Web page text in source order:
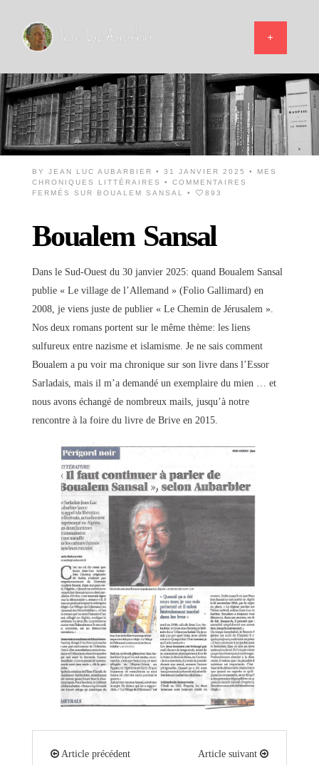
BY JEAN LUC AUBARBIER • 31 JANVIER 2025 •
MES
CHRONIQUES LITTÉRAIRES
• COMMENTAIRES
FERMÉS
SUR BOUALEM SANSAL • 893
Boualem Sansal
Dans le Sud-Ouest du 30 janvier 2025: quand Boualem Sansal
publie « Le village de l’Allemand » (Folio Gallimard) en
2008, je viens juste de publier « Le Chemin de Jérusalem ».
Nos deux romans portent sur le même thème: les liens
sulfureux entre nazisme et islamisme. Je ne sais comment
Boualem a pu voir ma chronique sur son livre dans l’Essor
Sarladais, mais il m’a demandé un exemplaire du mien … et
nous avons échangé de nombreux mails, jusqu’à notre
rencontre à la foire du livre de Brive en 2015.
Article précédent
Article suivant